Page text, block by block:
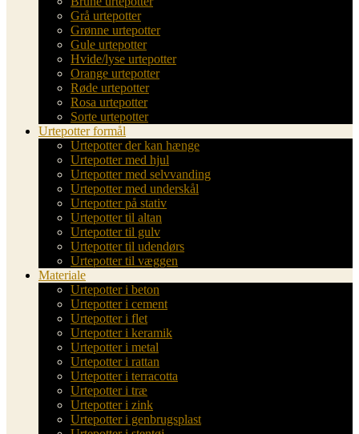
Grå urtepotter
Grønne urtepotter
Gule urtepotter
Hvide/lyse urtepotter
Orange urtepotter
Røde urtepotter
Rosa urtepotter
Sorte urtepotter
Urtepotter formål
Urtepotter der kan hænge
Urtepotter med hjul
Urtepotter med selvvanding
Urtepotter med underskål
Urtepotter på stativ
Urtepotter til altan
Urtepotter til gulv
Urtepotter til udendørs
Urtepotter til væggen
Materiale
Urtepotter i beton
Urtepotter i cement
Urtepotter i flet
Urtepotter i keramik
Urtepotter i metal
Urtepotter i rattan
Urtepotter i terracotta
Urtepotter i træ
Urtepotter i zink
Urtepotter i genbrugsplast